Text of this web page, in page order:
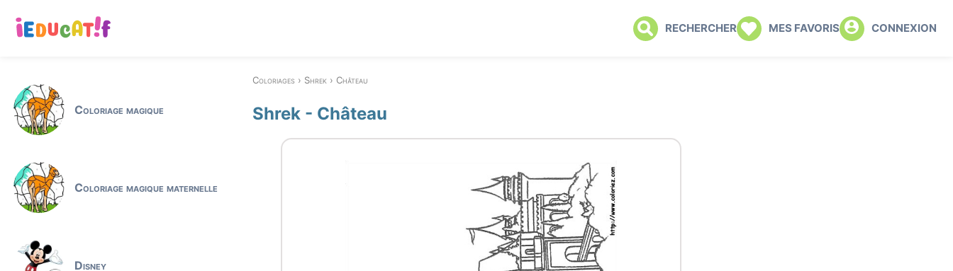
RECHERCHER MES FAVORIS CONNEXION
Coloriage magique
Coloriage magique maternelle
Disney
Coloriages Shrek Château
Shrek - Château